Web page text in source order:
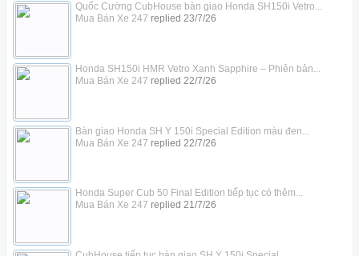
Quốc Cường CubHouse bàn giao Honda SH150i Vetro...
Mua Bán Xe 247 replied 23/7/26
Honda SH150i HMR Vetro Xanh Sapphire – Phiên bản...
Mua Bán Xe 247 replied 22/7/26
Bàn giao Honda SH Ý 150i Special Edition màu đen...
Mua Bán Xe 247 replied 22/7/26
Honda Super Cub 50 Final Edition tiếp tục có thêm...
Mua Bán Xe 247 replied 21/7/26